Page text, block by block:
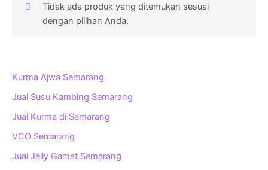
Tidak ada produk yang ditemukan sesuai
dengan pilihan Anda.
Kurma Ajwa Semarang
Jual Susu Kambing Semarang
Jual Kurma di Semarang
VCO Semarang
Jual Jelly Gamat Semarang